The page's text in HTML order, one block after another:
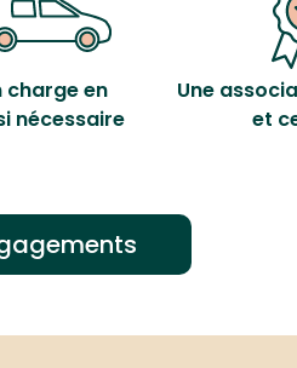
charge en
nécessaire
Une
et